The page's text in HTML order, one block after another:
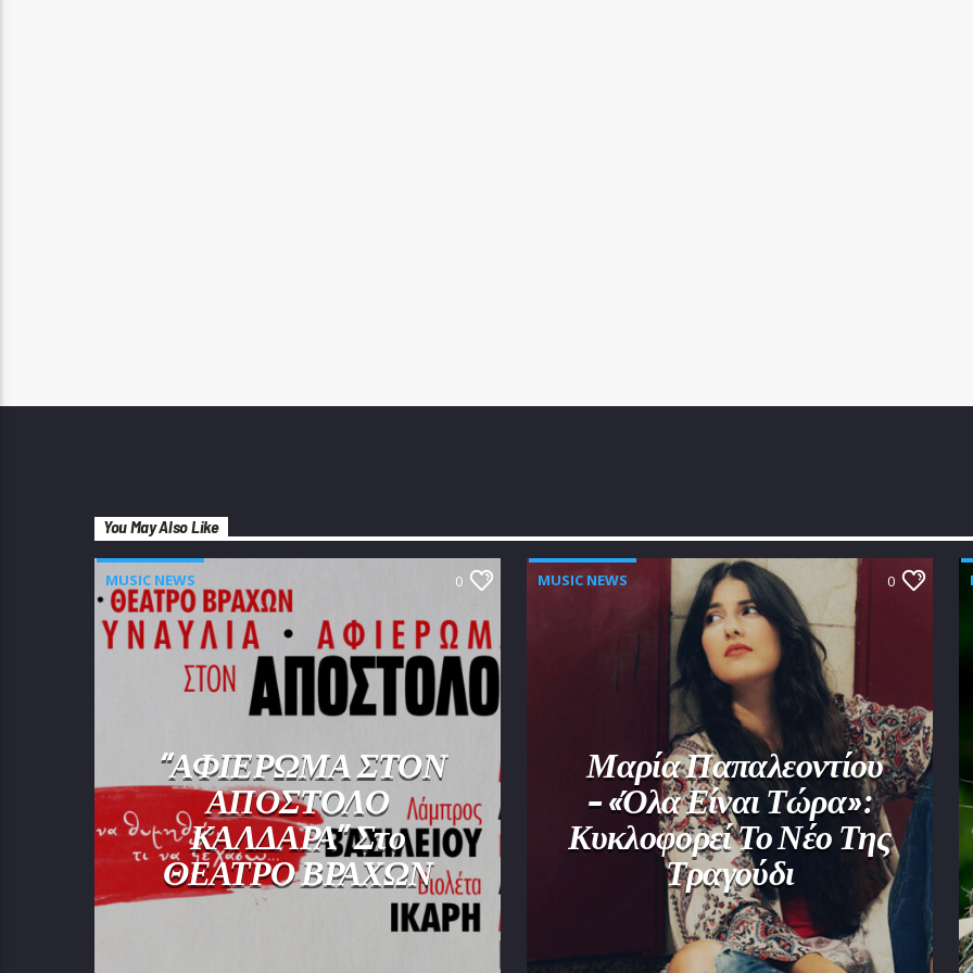
You May Also Like
MUSIC NEWS 0
“ΑΦΙΕΡΩΜΑ ΣΤΟΝ
ΑΠΟΣΤΟΛΟ
ΚΑΛΔΑΡΑ” Στο
ΘΕΑΤΡΟ ΒΡΑΧΩΝ
MUSIC NEWS 0
Μαρία Παπαλεοντίου
– «Όλα Είναι Τώρα»:
Κυκλοφορεί Το Νέο Της
Τραγούδι